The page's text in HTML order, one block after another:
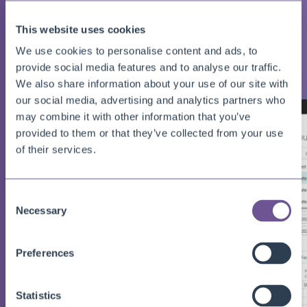
This website uses cookies
We use cookies to personalise content and ads, to
provide social media features and to analyse our traffic.
We also share information about your use of our site with
our social media, advertising and analytics partners who
may combine it with other information that you’ve
provided to them or that they’ve collected from your use
of their services.
Selection
Necessary
Preferences
Statistics
GALLERY
Screenshots